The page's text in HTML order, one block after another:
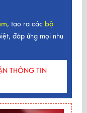
, tạo ra các bộ
đáp ứng mọi nhu
THÔNG TIN